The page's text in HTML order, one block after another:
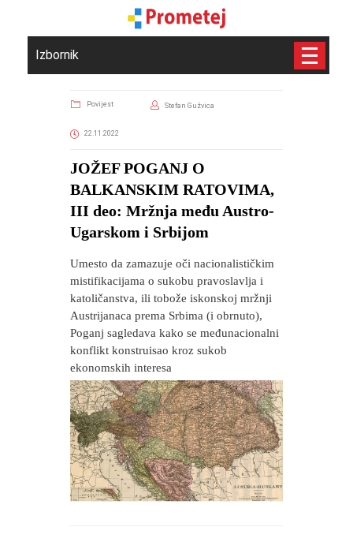
Izbornik
Povijest Stefan Gužvica
22.11.2022
​JOŽEF POGANJ O
BALKANSKIM RATOVIMA,
III deo: Mržnja među Austro-
Ugarskom i Srbijom
Umesto da zamazuje oči nacionalističkim
mistifikacijama o sukobu pravoslavlja i
katoličanstva, ili tobože iskonskoj mržnji
Austrijanaca prema Srbima (i obrnuto),
Poganj sagledava kako se međunacionalni
konflikt konstruisao kroz sukob
ekonomskih interesa